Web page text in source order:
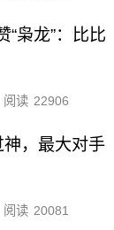
“枭龙”：比比
阅读 22906
，最大对手
阅读 20081